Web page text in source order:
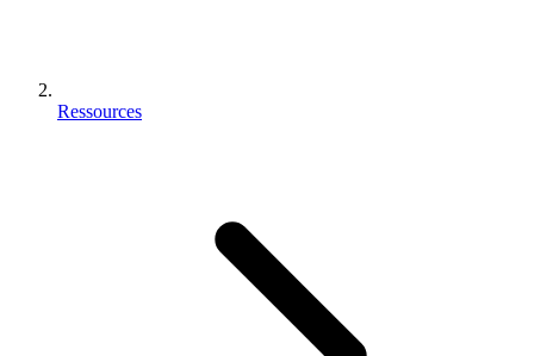
Ressources